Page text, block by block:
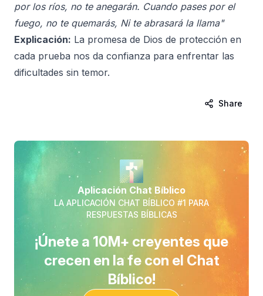
por los ríos, no te anegarán. Cuando pases por el
fuego, no te quemarás, Ni te abrasará la llama"
Explicación: La promesa de Dios de protección en
cada prueba nos da confianza para enfrentar las
dificultades sin temor.
Share
Aplicación Chat Bíblico
LA APLICACIÓN CHAT BÍBLICO #1 PARA
RESPUESTAS BÍBLICAS
¡Únete a 10M+ creyentes que
crecen en la fe con el Chat
Bíblico!